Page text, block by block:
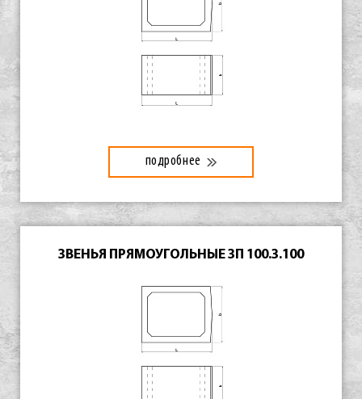
подробнее
ЗВЕНЬЯ ПРЯМОУГОЛЬНЫЕ ЗП 100.3.100